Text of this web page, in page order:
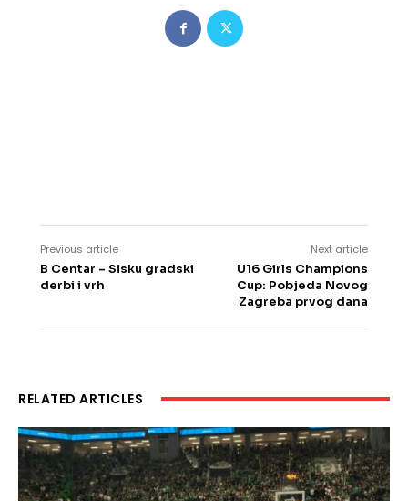
Previous article
B Centar – Sisku gradski
derbi i vrh
Next article
U16 Girls Champions
Cup: Pobjeda Novog
Zagreba prvog dana
RELATED ARTICLES